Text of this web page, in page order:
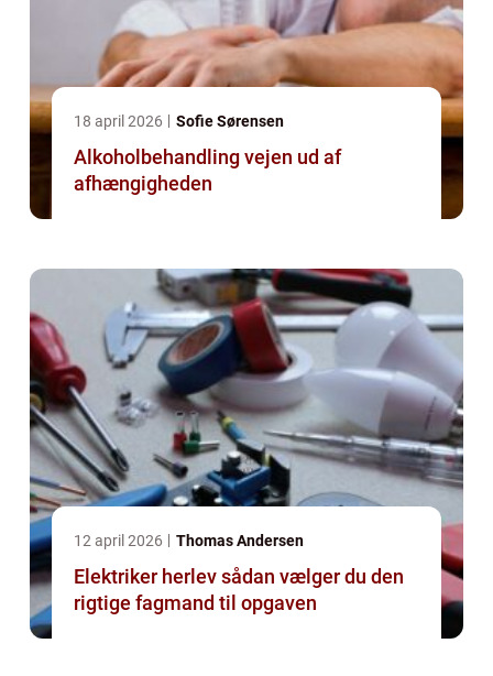
18 april 2026 Sofie Sørensen
Alkoholbehandling vejen ud af
afhængigheden
12 april 2026 Thomas Andersen
Elektriker herlev sådan vælger du den
rigtige fagmand til opgaven